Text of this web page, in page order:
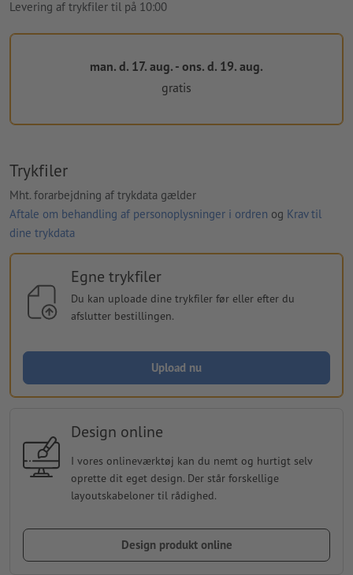
Levering af trykfiler til på 10:00
man. d. 17. aug. - ons. d. 19. aug.
gratis
Trykfiler
Mht. forarbejdning af trykdata gælder
Aftale om behandling af personoplysninger i ordren og Krav til
dine trykdata
Egne trykfiler
Du kan uploade dine trykfiler før eller efter du
afslutter bestillingen.
Upload nu
Design online
I vores onlineværktøj kan du nemt og hurtigt selv
oprette dit eget design. Der står forskellige
layoutskabeloner til rådighed.
Design produkt online